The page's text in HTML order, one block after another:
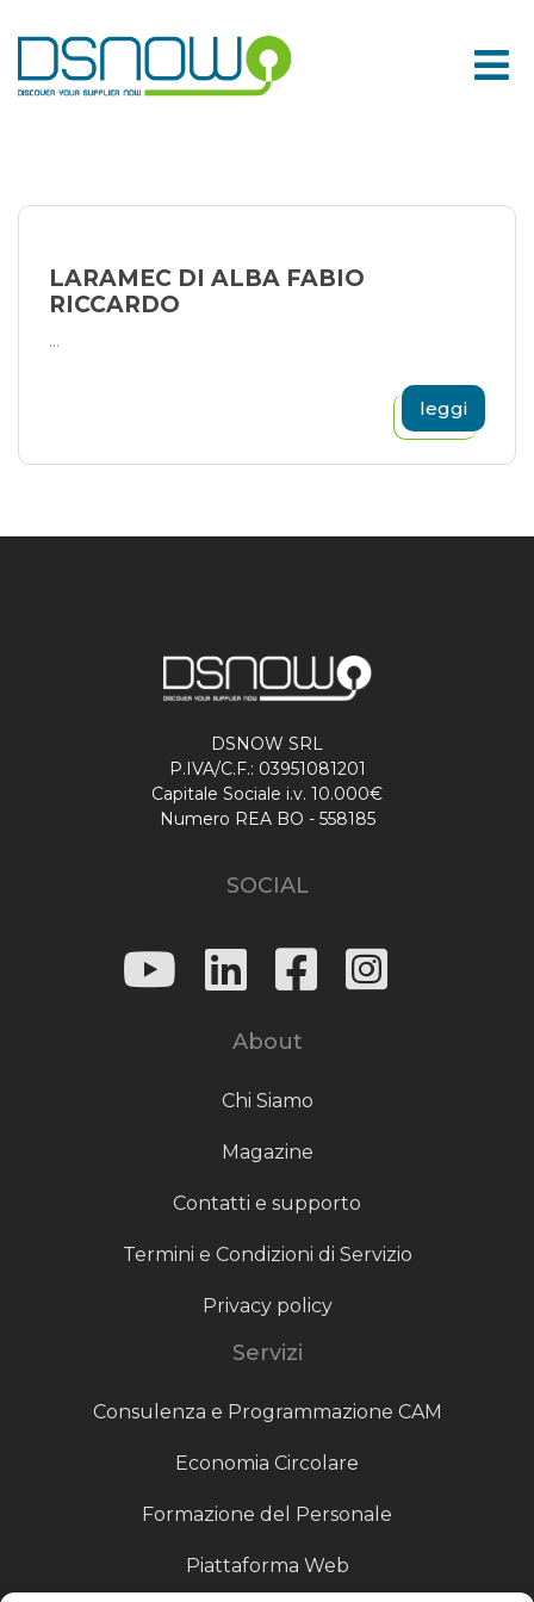
to
content
LARAMEC DI ALBA FABIO
RICCARDO
...
leggi
DSNOW SRL
P.IVA/C.F.: 03951081201
Capitale Sociale i.v. 10.000€
Numero REA BO - 558185
SOCIAL
About
Chi Siamo
Magazine
Contatti e supporto
Termini e Condizioni di Servizio
Privacy policy
Servizi
Consulenza e Programmazione CAM
Economia Circolare
Formazione del Personale
Piattaforma Web